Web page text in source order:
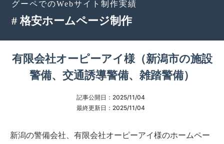
グーペでのWebサイト制作実績
# 格安ホームページ制作
有限会社オーピーアイ様（新潟市の施設
警備、交通誘導警備、雑踏警備）
記事公開日： 2025/11/04
最終更新日： 2025/11/04
新潟の警備会社、有限会社オーピーアイ様のホームペー